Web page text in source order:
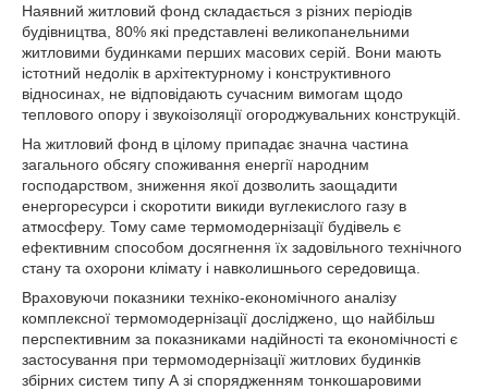
Наявний житловий фонд складається з різних періодів
будівництва, 80% які представлені великопанельними
житловими будинками перших масових серій. Вони мають
істотний недолік в архітектурному і конструктивного
відносинах, не відповідають сучасним вимогам щодо
теплового опору і звукоізоляції огороджувальних конструкцій.
На житловий фонд в цілому припадає значна частина
загального обсягу споживання енергії народним
господарством, зниження якої дозволить заощадити
енергоресурси і скоротити викиди вуглекислого газу в
атмосферу. Тому саме термомодернізації будівель є
ефективним способом досягнення їх задовільного технічного
стану та охорони клімату і навколишнього середовища.
Враховуючи показники техніко-економічного аналізу
комплексної термомодернізації досліджено, що найбільш
перспективним за показниками надійності та економічності є
застосування при термомодернізації житлових будинків
збірних систем типу А зі спорядженням тонкошаровими